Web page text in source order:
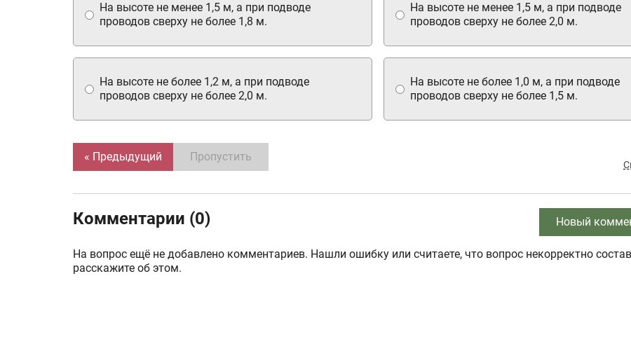
На высоте не более 1,2 м, а при подводе
проводов сверху не более 2,0 м.
На высоте не более 1,0 м, а при подводе
проводов сверху не более 1,5 м.
На высоте не менее 1,5 м, а при подводе
проводов сверху не более 1,8 м.
На высоте не менее 1,5 м, а при подводе
проводов сверху не более 2,0 м.
« Предыдущий Пропустить
Комментарии (0) Новый
На вопрос ещё не добавлено комментариев. Нашли ошибку или считаете, что вопрос некорректно
расскажите об этом.